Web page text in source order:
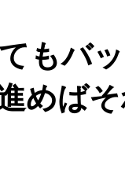
てもバ
めば